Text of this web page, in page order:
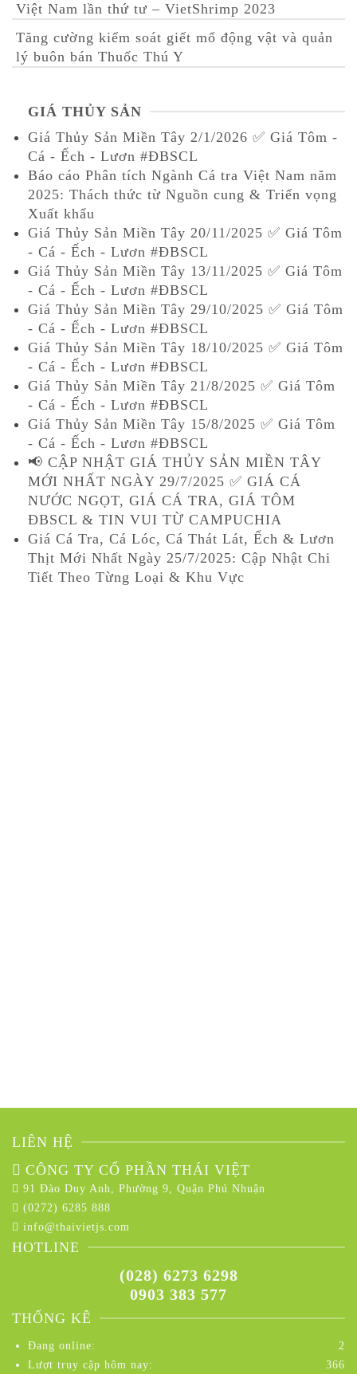
Việt Nam lần thứ tư – VietShrimp 2023
Tăng cường kiểm soát giết mổ động vật và quản
lý buôn bán Thuốc Thú Y
GIÁ THỦY SẢN
Giá Thủy Sản Miền Tây 2/1/2026 ✅ Giá Tôm -
Cá - Ếch - Lươn #ĐBSCL
Báo cáo Phân tích Ngành Cá tra Việt Nam năm
2025: Thách thức từ Nguồn cung & Triển vọng
Xuất khẩu
Giá Thủy Sản Miền Tây 20/11/2025 ✅ Giá Tôm
- Cá - Ếch - Lươn #ĐBSCL
Giá Thủy Sản Miền Tây 13/11/2025 ✅ Giá Tôm
- Cá - Ếch - Lươn #ĐBSCL
Giá Thủy Sản Miền Tây 29/10/2025 ✅ Giá Tôm
- Cá - Ếch - Lươn #ĐBSCL
Giá Thủy Sản Miền Tây 18/10/2025 ✅ Giá Tôm
- Cá - Ếch - Lươn #ĐBSCL
Giá Thủy Sản Miền Tây 21/8/2025 ✅ Giá Tôm
- Cá - Ếch - Lươn #ĐBSCL
Giá Thủy Sản Miền Tây 15/8/2025 ✅ Giá Tôm
- Cá - Ếch - Lươn #ĐBSCL
📢 CẬP NHẬT GIÁ THỦY SẢN MIỀN TÂY
MỚI NHẤT NGÀY 29/7/2025 ✅ GIÁ CÁ
NƯỚC NGỌT, GIÁ CÁ TRA, GIÁ TÔM
ĐBSCL & TIN VUI TỪ CAMPUCHIA
Giá Cá Tra, Cá Lóc, Cá Thát Lát, Ếch & Lươn
Thịt Mới Nhất Ngày 25/7/2025: Cập Nhật Chi
Tiết Theo Từng Loại & Khu Vực
LIÊN HỆ
CÔNG TY CỔ PHẦN THÁI VIỆT
91 Đào Duy Anh, Phường 9, Quận Phú Nhuận
(0272) 6285 888
info@thaivietjs.com
HOTLINE
(028) 6273 6298
0903 383 577
THỐNG KÊ
2
Đang online:
366
Lượt truy cập hôm nay: